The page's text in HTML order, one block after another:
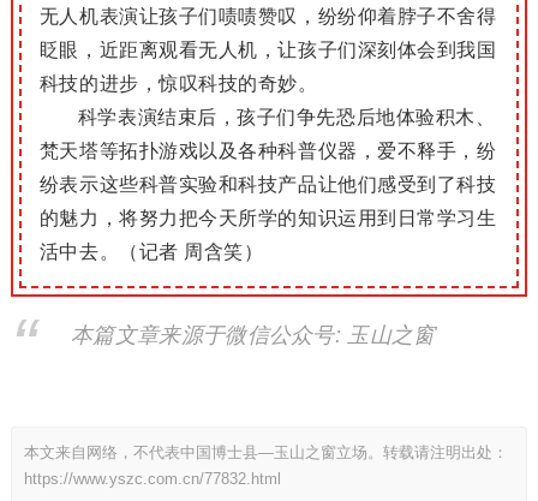
无人机表演让孩子们啧啧赞叹，纷纷仰着脖子不舍得
眨眼，近距离观看无人机，让孩子们深刻体会到我国
科技的进步，惊叹科技的奇妙。
科学表演结束后，孩子们争先恐后地体验积木、
梵天塔等拓扑游戏以及各种科普仪器，爱不释手，纷
纷表示这些科普实验和科技产品让他们感受到了科技
的魅力，将努力把今天所学的知识运用到日常学习生
活中去。（记者 周含笑）
本篇文章来源于微信公众号: 玉山之窗
本文来自网络，不代表中国博士县—玉山之窗立场。转载请注明出处：
https://www.yszc.com.cn/77832.html